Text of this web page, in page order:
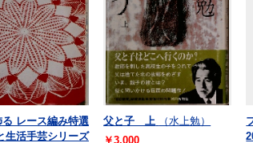
レース編み特選
生活手芸シリーズ
父と子 上
（水上勉）
￥3,000